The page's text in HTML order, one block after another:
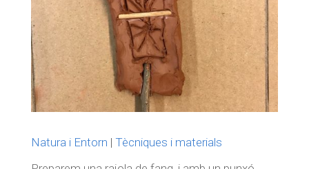
Natura i Entorn | Tècniques i materials